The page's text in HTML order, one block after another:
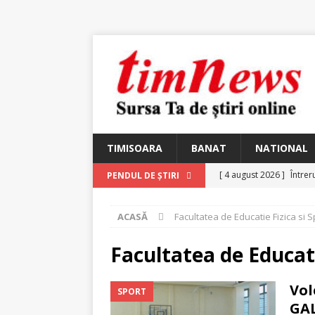
TIMISOARA BANAT NATIONAL
PENDUL DE ȘTIRI [ 4 august 2026 ]
25 martie 1926 – fugit
[ 2 august 2026 ]
Noi
Ungureanu,
ACASĂ Facultatea de Educatie Fizica si
Facultatea de
SPORT